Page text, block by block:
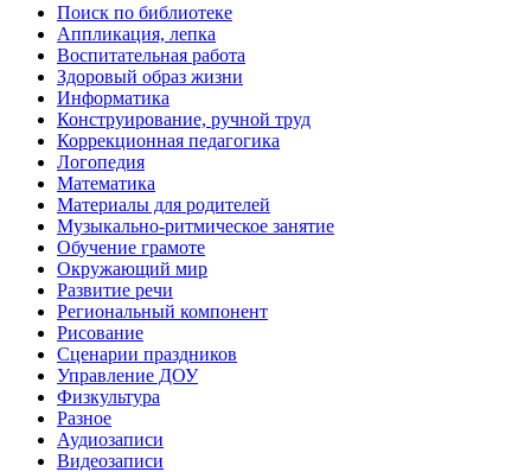
Поиск по библиотеке
Аппликация, лепка
Воспитательная работа
Здоровый образ жизни
Информатика
Конструирование, ручной труд
Коррекционная педагогика
Логопедия
Математика
Материалы для родителей
Музыкально-ритмическое занятие
Обучение грамоте
Окружающий мир
Развитие речи
Региональный компонент
Рисование
Сценарии праздников
Управление ДОУ
Физкультура
Разное
Аудиозаписи
Видеозаписи